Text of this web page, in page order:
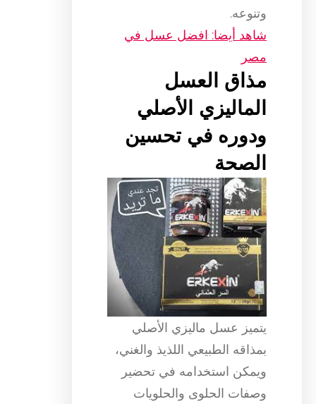
وتنوعه.
شاهد أيضا: افضل عسل في
مصر
مذاق العسل
الماليزي الأصلي
ودوره في تحسين
الصحة
يتميز عسل ماليزي الأصلي
بمذاقه الطبيعي اللذيذ والغني،
ويمكن استخدامه في تحضير
وصفات الحلوى والحلويات